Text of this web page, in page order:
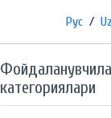
Рус /
категориялари